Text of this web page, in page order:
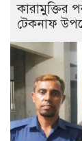
কারামুক্তির
টেকনাফ